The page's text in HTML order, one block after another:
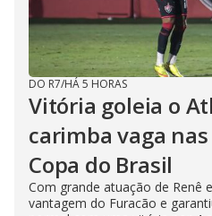
DO R7/HÁ 5 HORAS
Vitória goleia o
carimba vaga
Copa do Brasil
Com grande atuação de Renê
vantagem do Furacão e